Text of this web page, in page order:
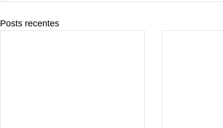
Posts recentes